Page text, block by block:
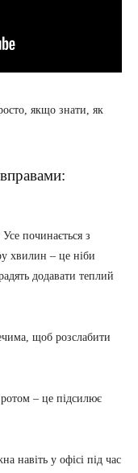
якщо знати, як
починається з
хвилин – це ніби
додавати теплий
щоб розслабити
– це підсилює
навіть у офісі під час